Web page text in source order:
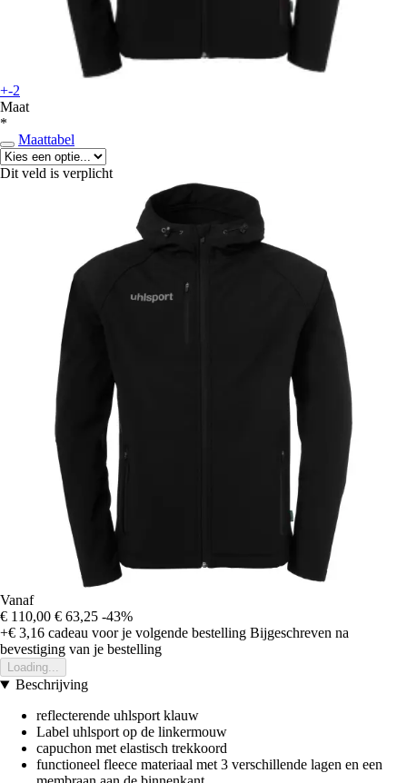
+-2
Maat
*
Maattabel
Dit veld is verplicht
Vanaf
€ 110,00 € 63,25 -43%
+€ 3,16 cadeau voor je volgende bestelling Bijgeschreven na
bevestiging van je bestelling
Loading...
Beschrijving
reflecterende uhlsport klauw
Label uhlsport op de linkermouw
capuchon met elastisch trekkoord
functioneel fleece materiaal met 3 verschillende lagen en een